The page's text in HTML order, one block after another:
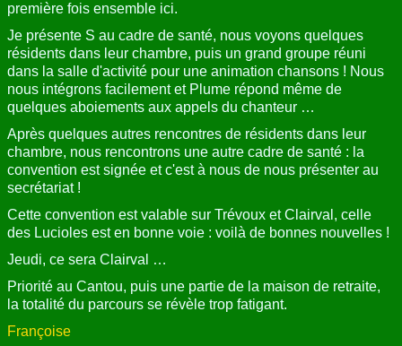
première fois ensemble ici.
Je présente S au cadre de santé, nous voyons quelques
résidents dans leur chambre, puis un grand groupe réuni
dans la salle d'activité pour une animation chansons ! Nous
nous intégrons facilement et Plume répond même de
quelques aboiements aux appels du chanteur …
Après quelques autres rencontres de résidents dans leur
chambre, nous rencontrons une autre cadre de santé : la
convention est signée et c'est à nous de nous présenter au
secrétariat !
Cette convention est valable sur Trévoux et Clairval, celle
des Lucioles est en bonne voie : voilà de bonnes nouvelles !
Jeudi, ce sera Clairval …
Priorité au Cantou, puis une partie de la maison de retraite,
la totalité du parcours se révèle trop fatigant.
Françoise